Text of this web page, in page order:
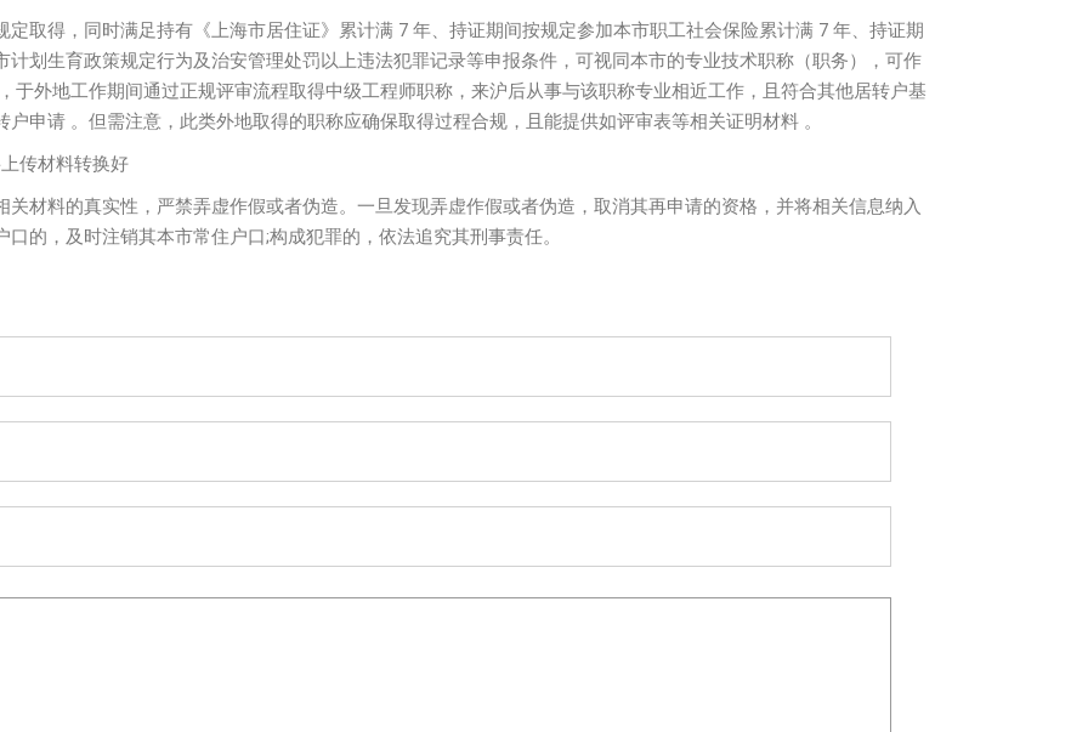
取得，同时满足持有《上海市居住证》累计满 7 年、持证期间按规定参加本市职工社会保险累计满 7 年、持证期
划生育政策规定行为及治安管理处罚以上违法犯罪记录等申报条件，可视同本市的专业技术职称（职务），可作
于外地工作期间通过正规评审流程取得中级工程师职称，来沪后从事与该职称专业相近工作，且符合其他居转户基
申请 。但需注意，此类外地取得的职称应确保取得过程合规，且能提供如评审表等相关证明材料 。
传材料转换好
料的真实性，严禁弄虚作假或者伪造。一旦发现弄虚作假或者伪造，取消其再申请的资格，并将相关信息纳入
的，及时注销其本市常住户口;构成犯罪的，依法追究其刑事责任。